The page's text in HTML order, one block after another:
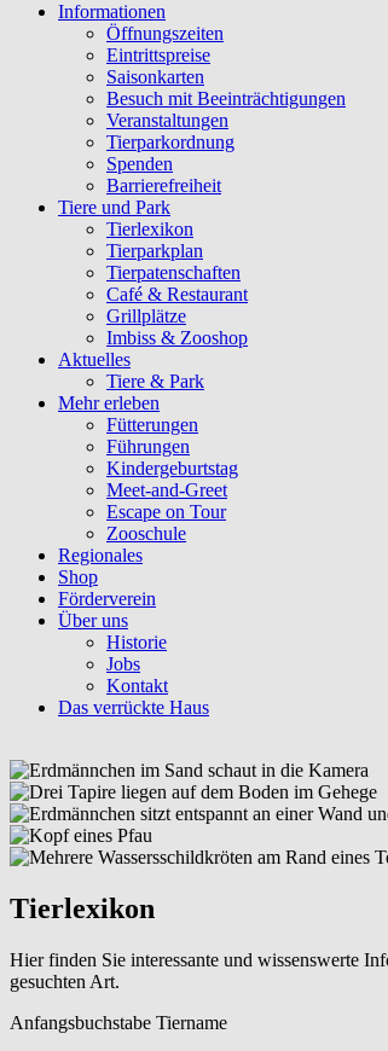
Informationen
Öffnungszeiten
Eintrittspreise
Saisonkarten
Besuch mit Beeinträchtigungen
Veranstaltungen
Tierparkordnung
Spenden
Barrierefreiheit
Tiere und Park
Tierlexikon
Tierparkplan
Tierpatenschaften
Café & Restaurant
Grillplätze
Imbiss & Zooshop
Aktuelles
Tiere & Park
Mehr erleben
Fütterungen
Führungen
Kindergeburtstag
Meet-and-Greet
Escape on Tour
Zooschule
Regionales
Shop
Förderverein
Über uns
Historie
Jobs
Kontakt
Das verrückte Haus
Tierlexikon
Hier finden Sie interessante und wissenswerte
gesuchten Art.
Anfangsbuchstabe Tiername